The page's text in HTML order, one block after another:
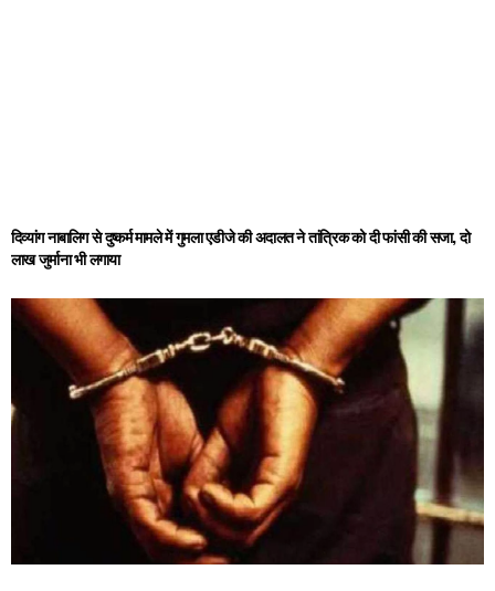
दिव्यांग नाबालिग से दुष्कर्म मामले में गुमला एडीजे की अदालत ने तांत्रिक को दी फांसी की सजा, दो
लाख जुर्माना भी लगाया